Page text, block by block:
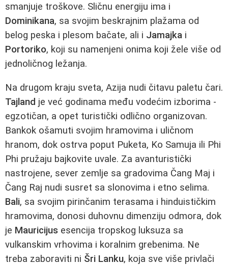
smanjuje troškove. Sličnu energiju ima i
Dominikana, sa svojim beskrajnim plažama od
belog peska i plesom bačate, ali i Jamajka i
Portoriko, koji su namenjeni onima koji žele više od
jednoličnog ležanja.
Na drugom kraju sveta, Azija nudi čitavu paletu čari.
Tajland je već godinama među vodećim izborima -
egzotičan, a opet turistički odlično organizovan.
Bankok ošamuti svojim hramovima i uličnom
hranom, dok ostrva poput Puketa, Ko Samuja ili Phi
Phi pružaju bajkovite uvale. Za avanturistički
nastrojene, sever zemlje sa gradovima Čang Maj i
Čang Raj nudi susret sa slonovima i etno selima.
Bali, sa svojim pirinčanim terasama i hinduističkim
hramovima, donosi duhovnu dimenziju odmora, dok
je Mauricijus esencija tropskog luksuza sa
vulkanskim vrhovima i koralnim grebenima. Ne
treba zaboraviti ni Šri Lanku, koja sve više privlači